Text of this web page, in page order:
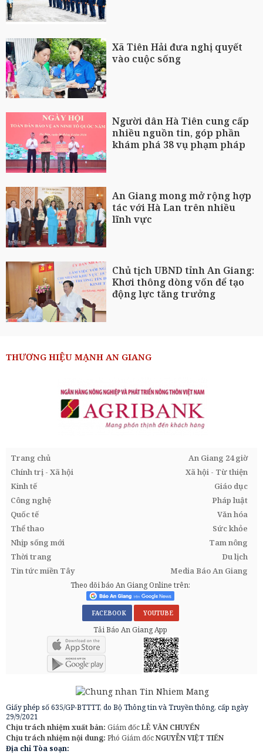
Xã Tiên Hải đưa nghị quyết
vào cuộc sống
Người dân Hà Tiên cung cấp
nhiều nguồn tin, góp phần
khám phá 38 vụ phạm pháp
An Giang mong mở rộng hợp
tác với Hà Lan trên nhiều
lĩnh vực
Chủ tịch UBND tỉnh An Giang:
Khơi thông dòng vốn để tạo
động lực tăng trưởng
THƯƠNG HIỆU MẠNH AN GIANG
Trang chủ
An Giang 24 giờ
Chính trị - Xã hội
Xã hội - Từ thiện
Kinh tế
Giáo dục
Công nghệ
Pháp luật
Quốc tế
Văn hóa
Thể thao
Sức khỏe
Nhịp sống mới
Tam nông
Thời trang
Du lịch
Tin tức miền Tây
Media Báo An Giang
Theo dõi báo An Giang Online trên:
FACEBOOK YOUTUBE
Tải Báo An Giang App
Giấy phép số 635/GP-BTTTT, do Bộ Thông tin và Truyền thông, cấp ngày
29/9/2021
Chịu trách nhiệm xuất bản: Giám đốcLÊ VĂN CHUYỂN
Chịu trách nhiệm nội dung: Phó Giám đốcNGUYỄN VIỆT TIẾN
Địa chỉ Tòa soạn: